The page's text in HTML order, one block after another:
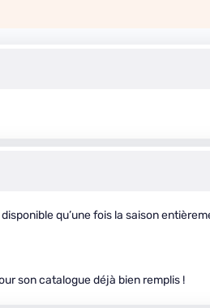
qu’une fois la saison
son catalogue déjà bien remplis !